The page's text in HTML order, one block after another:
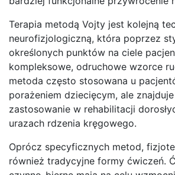
Terapia metodą Vojty jest kolejną
neurofizjologiczną, która poprzez
określonych punktów na ciele
kompleksowe, odruchowe wzorce
metoda często stosowana u
porażeniem dziecięcym, ale
zastosowanie w rehabilitacji
urazach rdzenia kręgowego.
Oprócz specyficznych metod,
również tradycyjne formy ćwiczeń.